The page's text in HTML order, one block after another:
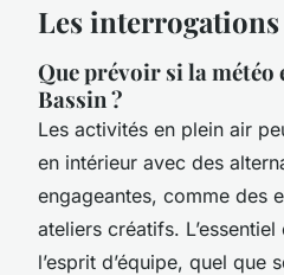
Les
Que prévoir si la météo
Bassin ?
Les activités en plein air
en intérieur avec des
engageantes, comme des
ateliers créatifs.
l’esprit d’équipe, quel que